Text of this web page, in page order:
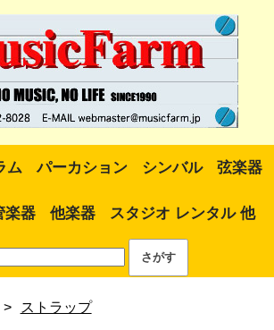
ム パーカション シンバル 弦楽器
楽器 他楽器 スタジオ レンタル 他
> ストラップ